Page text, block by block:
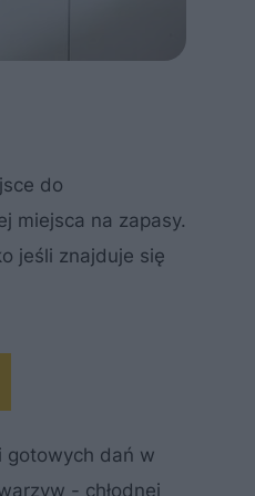
do
miejsca na zapasy.
jeśli znajduje się
gotowych dań w
- chłodnej